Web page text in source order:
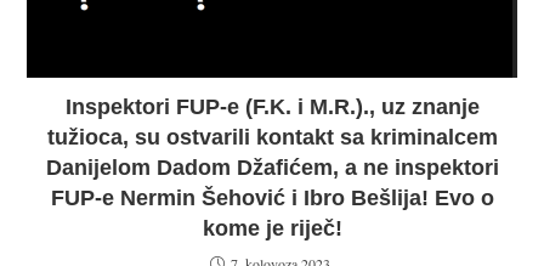
Inspektori FUP-e (F.K. i M.R.)., uz znanje
tužioca, su ostvarili kontakt sa kriminalcem
Danijelom Dadom Džafićem, a ne inspektori
FUP-e Nermin Šehović i Ibro Bešlija! Evo o
kome je riječ!